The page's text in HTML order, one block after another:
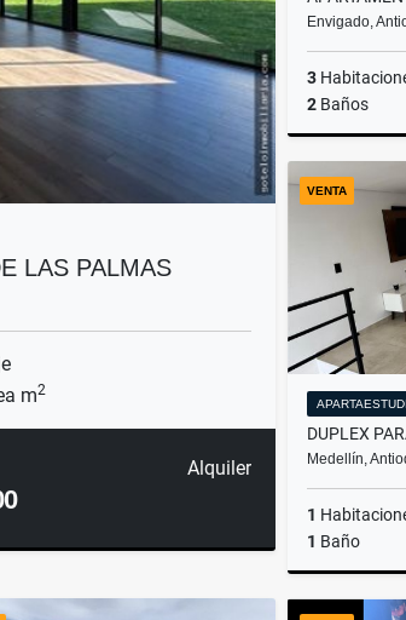
LAS PALMAS
m2
Alquiler
Envigado,
3
2 Baños
VENTA
Medellín,
1
1 Baño